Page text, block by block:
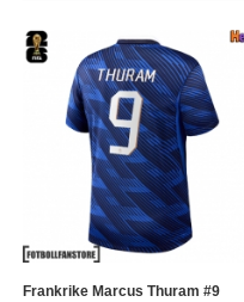
Frankrike Marcus Thuram #9